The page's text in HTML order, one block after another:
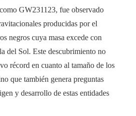
GW231123, fue observado
producidas por el
negros cuya masa excede con
del Sol. Este descubrimiento no
récord en cuanto al tamaño de los
que también genera preguntas
y desarrollo de estas entidades